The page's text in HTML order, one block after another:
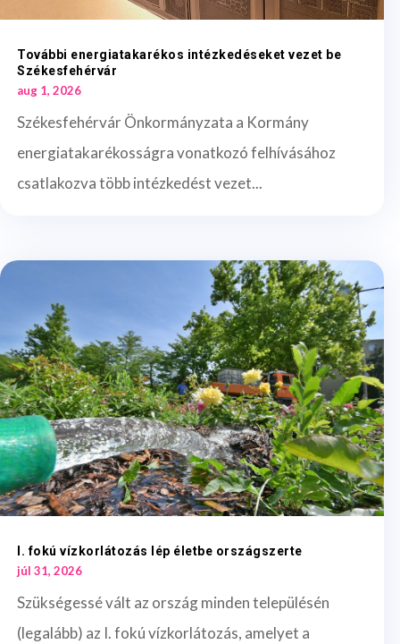
További energiatakarékos intézkedéseket vezet be
Székesfehérvár
aug 1, 2026
Székesfehérvár Önkormányzata a Kormány
energiatakarékosságra vonatkozó felhívásához
csatlakozva több intézkedést vezet...
I. fokú vízkorlátozás lép életbe országszerte
júl 31, 2026
Szükségessé vált az ország minden településén
(legalább) az I. fokú vízkorlátozás, amelyet a